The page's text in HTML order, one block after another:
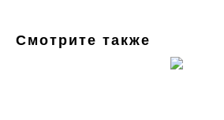
Смотрите также